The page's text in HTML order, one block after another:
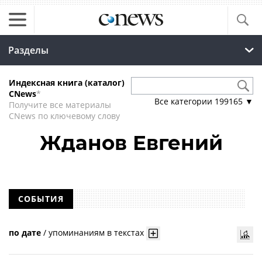
Разделы
Индексная книга (каталог)
CNews*
Получите все материалы
CNews по ключевому слову
Все категории 199165 ▼
Жданов Евгений
СОБЫТИЯ
по дате / упоминаниям в текстах